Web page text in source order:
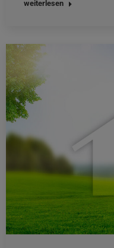
weiterlesen